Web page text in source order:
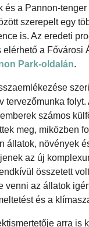
és a Pannon-
szerepelt egy
is. Az eredeti
elérhető a Fővárosi
Park-oldalán.
tervezőmunka
számos
meg, miközben
állatok, növények
az új
összetett
venni az állatok
és a
arra is